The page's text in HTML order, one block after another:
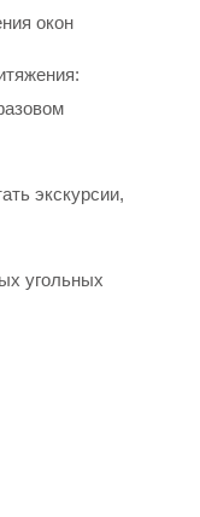
окон
экскурсии,
угольных